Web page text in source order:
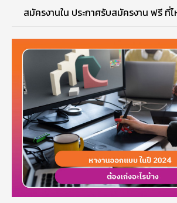
สมัครงานใน ประกาศรับสมัครงาน ฟรี ที่